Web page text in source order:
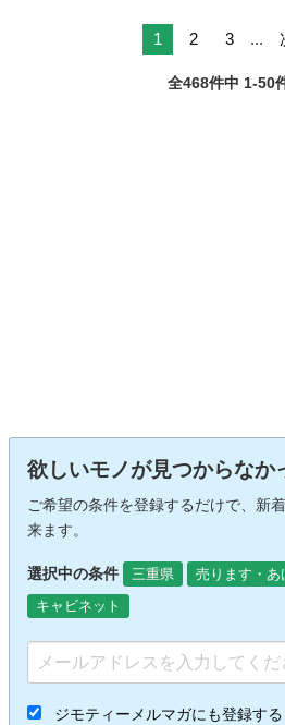
1 2 3 ...
全468件中 1-50
欲しいモノが見つからなか
ご希望の条件を登録するだけで、新
来ます。
選択中の条件 三重県 売ります・あ
キャビネット
ジモティーメルマガにも登録する